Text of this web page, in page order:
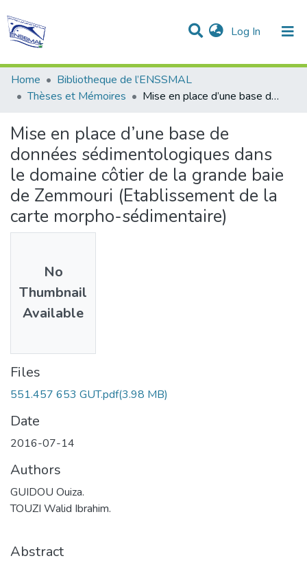
Log In (current)
Communities & Collections
Statistics
All of DSpace
Home
Bibliotheque de l’ENSSMAL
Thèses et Mémoires
Mise en place d’une base de données sédimentologiques dans le domaine côtier de la grande baie de Zemmouri (Etablissement de la carte morpho-sédimentaire)
Mise en place d’une base de
données sédimentologiques dans
le domaine côtier de la grande baie
de Zemmouri (Etablissement de la
carte morpho-sédimentaire)
No
Thumbnail
Available
Files
551.457 653 GUT.pdf(3.98 MB)
Date
2016-07-14
Authors
GUIDOU Ouiza.
TOUZI Walid Ibrahim.
Abstract